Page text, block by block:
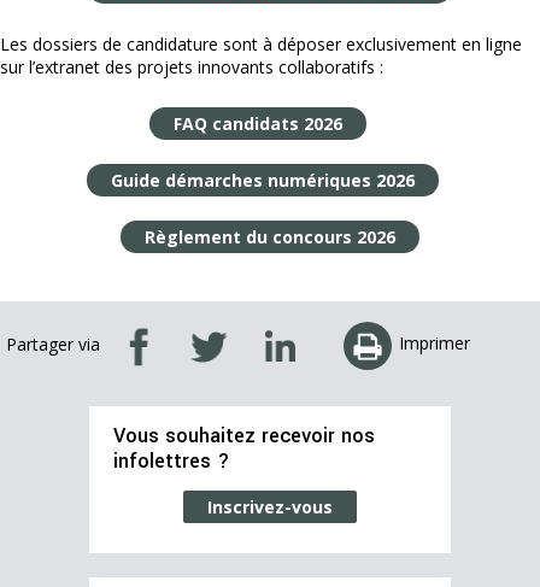
Les dossiers de candidature sont à déposer exclusivement en ligne
sur l’extranet des projets innovants collaboratifs :
FAQ candidats 2026
Guide démarches numériques 2026
Règlement du concours 2026
Partager via Imprimer
Vous souhaitez recevoir nos
infolettres ?
Inscrivez-vous